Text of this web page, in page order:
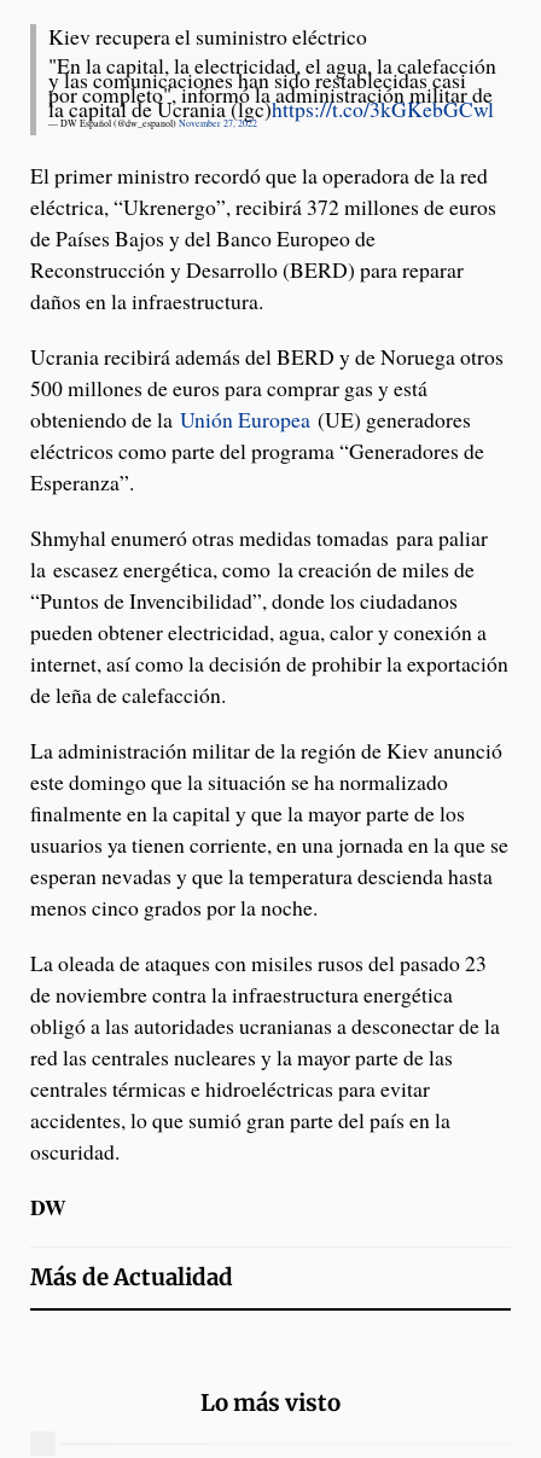
Kiev recupera el suministro eléctrico
"En la capital, la electricidad, el agua, la calefacción
y las comunicaciones han sido restablecidas casi
por completo", informó la administración militar de
la capital de Ucrania (lgc)https://t.co/3kGKebGCwl
— DW Español (@dw_espanol) November 27, 2022
El primer ministro recordó que la operadora de la red
eléctrica, “Ukrenergo”, recibirá 372 millones de euros
de Países Bajos y del Banco Europeo de
Reconstrucción y Desarrollo (BERD) para reparar
daños en la infraestructura.
Ucrania recibirá además del BERD y de Noruega otros
500 millones de euros para comprar gas y está
obteniendo de la Unión Europea (UE) generadores
eléctricos como parte del programa “Generadores de
Esperanza”.
Shmyhal enumeró otras medidas tomadas para paliar
la escasez energética, como la creación de miles de
“Puntos de Invencibilidad”, donde los ciudadanos
pueden obtener electricidad, agua, calor y conexión a
internet, así como la decisión de prohibir la exportación
de leña de calefacción.
La administración militar de la región de Kiev anunció
este domingo que la situación se ha normalizado
finalmente en la capital y que la mayor parte de los
usuarios ya tienen corriente, en una jornada en la que se
esperan nevadas y que la temperatura descienda hasta
menos cinco grados por la noche.
La oleada de ataques con misiles rusos del pasado 23
de noviembre contra la infraestructura energética
obligó a las autoridades ucranianas a desconectar de la
red las centrales nucleares y la mayor parte de las
centrales térmicas e hidroeléctricas para evitar
accidentes, lo que sumió gran parte del país en la
oscuridad.
DW
Más deActualidad
Lo más visto